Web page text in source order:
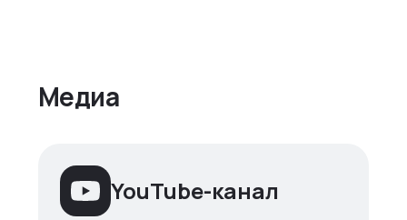
Медиа
YouTube-канал